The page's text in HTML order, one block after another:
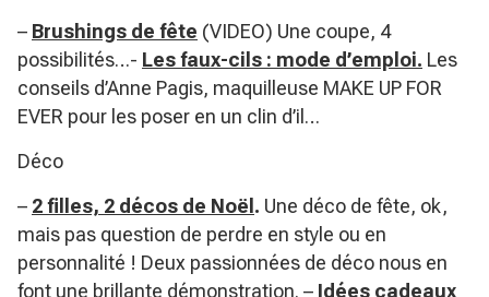
– Brushings de fête (VIDEO) Une coupe, 4
possibilités…- Les faux-cils : mode d’emploi. Les
conseils d’Anne Pagis, maquilleuse MAKE UP FOR
EVER pour les poser en un clin d’il…
Déco
– 2 filles, 2 décos de Noël . Une déco de fête, ok,
mais pas question de perdre en style ou en
personnalité ! Deux passionnées de déco nous en
font une brillante démonstration. – Idées cadeaux